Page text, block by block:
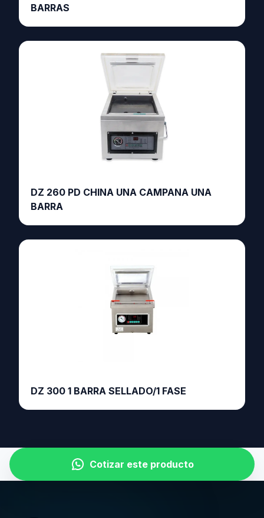
BARRAS
DZ 260 PD CHINA UNA CAMPANA UNA
BARRA
DZ 300 1 BARRA SELLADO/1 FASE
Cotizar este producto